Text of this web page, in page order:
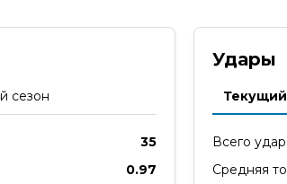
сезон
35
0.97
Удары
Всего
Средняя